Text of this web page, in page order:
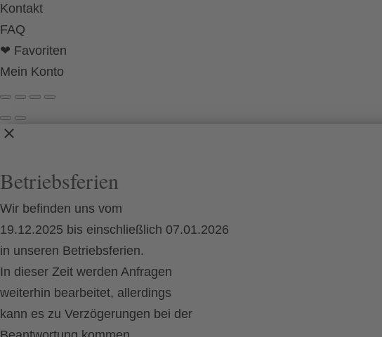
Kontakt
FAQ
❤ Favoriten
Mein Konto
Betriebsferien
Wir befinden uns vom
19.12.2025 bis einschließlich 07.01.2026
in unseren Betriebsferien.
In dieser Zeit werden Anfragen
weiterhin bearbeitet, allerdings
kann es zu Verzögerungen bei der